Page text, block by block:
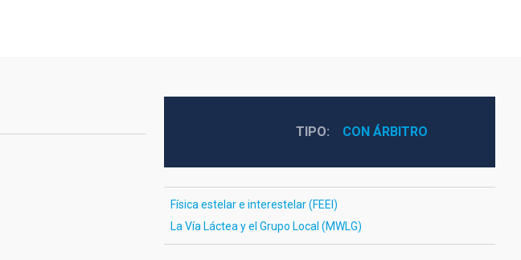
TIPO CON ÁRBITRO
Física estelar e interestelar (FEEI)
La Vía Láctea y el Grupo Local (MWLG)